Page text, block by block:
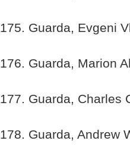
175. Guarda, Evgeni
176. Guarda, Marion
177. Guarda, Charles
178. Guarda, Andrew